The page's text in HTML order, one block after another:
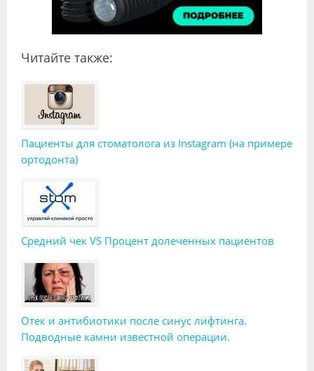
Читайте также:
Пациенты для стоматолога из Instagram (на примере
ортодонта)
Средний чек VS Процент долеченных пациентов
Отек и антибиотики после синус лифтинга.
Подводные камни известной операции.